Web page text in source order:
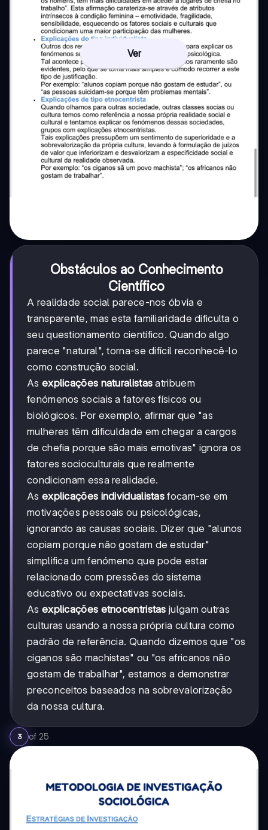
Ver
Obstáculos ao Conhecimento
Científico
A realidade social parece-nos óbvia e
transparente, mas esta familiaridade dificulta o
seu questionamento científico. Quando algo
parece "natural", torna-se difícil reconhecê-lo
como construção social.
As explicações naturalistas atribuem
fenómenos sociais a fatores físicos ou
biológicos. Por exemplo, afirmar que "as
mulheres têm dificuldade em chegar a cargos
de chefia porque são mais emotivas" ignora os
fatores socioculturais que realmente
condicionam essa realidade.
As explicações individualistas focam-se em
motivações pessoais ou psicológicas,
ignorando as causas sociais. Dizer que "alunos
copiam porque não gostam de estudar"
simplifica um fenómeno que pode estar
relacionado com pressões do sistema
educativo ou expectativas sociais.
As explicações etnocentristas julgam outras
culturas usando a nossa própria cultura como
padrão de referência. Quando dizemos que "os
ciganos são machistas" ou "os africanos não
gostam de trabalhar", estamos a demonstrar
preconceitos baseados na sobrevalorização
da nossa cultura.
3 of 25